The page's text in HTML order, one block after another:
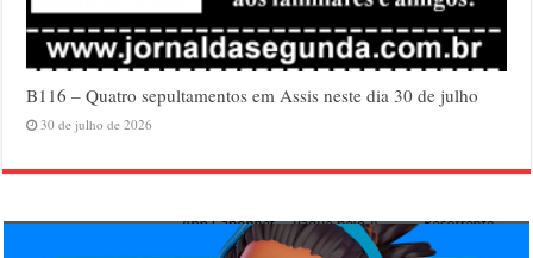
B116 – Quatro sepultamentos em Assis neste dia 30 de julho
30 de julho de 2026